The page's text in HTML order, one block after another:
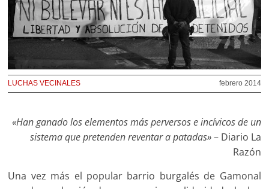
febrero 2014
LUCHAS VECINALES
«Han ganado los elementos más perversos e incívicos de un
sistema que pretenden reventar a patadas»– Diario La
Razón
Una vez más el popular barrio burgalés de Gamonal